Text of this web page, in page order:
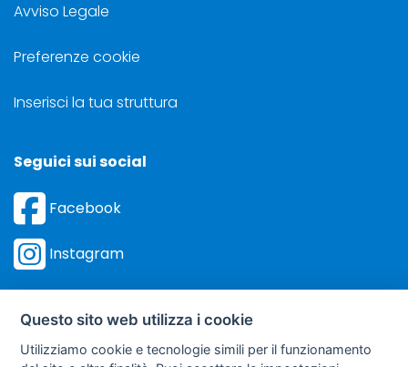
Avviso Legale
Preferenze cookie
Inserisci la tua struttura
Seguici sui social
Facebook
Instagram
©Sviluppo Turismo Italia S.r.L. unipersonale
Questo sito web utilizza i cookie
Utilizziamo cookie e tecnologie simili per il funzionamento